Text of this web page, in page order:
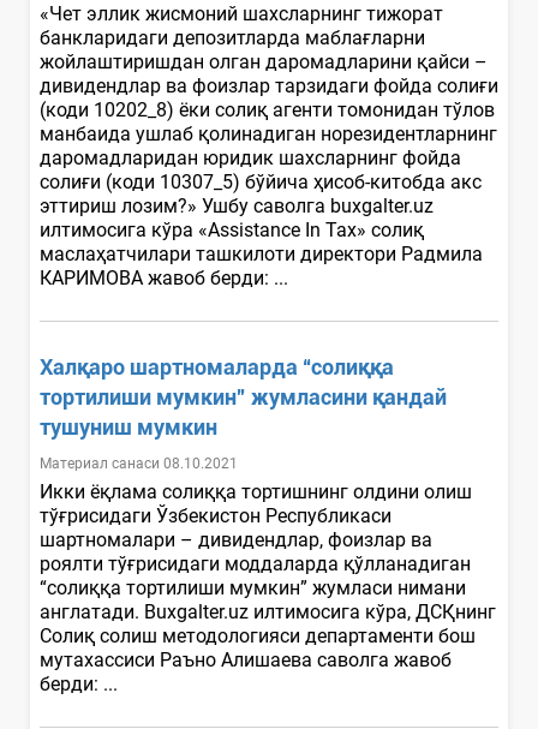
«Чет эллик жисмоний шахсларнинг тижорат
банкларидаги депозитларда маблағларни
жойлаштиришдан олган даромадларини қайси –
дивидендлар ва фоизлар тарзидаги фойда солиғи
(коди 10202_8) ёки солиқ агенти томонидан тўлов
манбаида ушлаб қолинадиган норезидентларнинг
даромадларидан юридик шахсларнинг фойда
солиғи (коди 10307_5) бўйича ҳисоб-китобда акс
эттириш лозим?» Ушбу саволга buxgalter.uz
илтимосига кўра «Assistance In Tax» солиқ
маслаҳатчилари ташкилоти директори Радмила
КАРИМОВА жавоб берди: ...
Халқаро шартномаларда “солиққа
тортилиши мумкин” жумласини қандай
тушуниш мумкин
Материал санаси 08.10.2021
Икки ёқлама солиққа тортишнинг олдини олиш
тўғрисидаги Ўзбекистон Республикаси
шартномалари – дивидендлар, фоизлар ва
роялти тўғрисидаги моддаларда қўлланадиган
“солиққа тортилиши мумкин” жумласи нимани
англатади. Вuxgalter.uz илтимосига кўра, ДСҚнинг
Солиқ солиш методологияси департаменти бош
мутахассиси Раъно Алишаева саволга жавоб
берди: ...